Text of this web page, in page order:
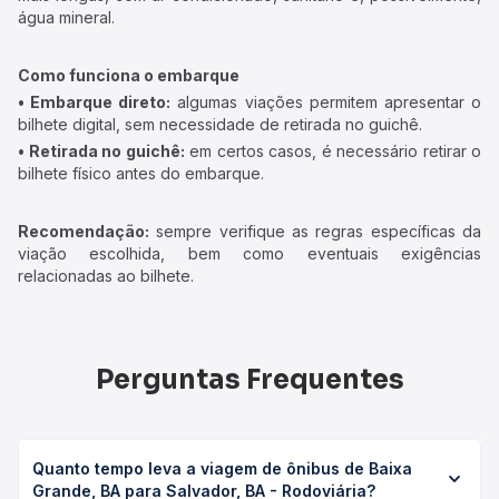
água mineral.
Como funciona o embarque
• Embarque direto: algumas viações permitem apresentar o
bilhete digital, sem necessidade de retirada no guichê.
• Retirada no guichê: em certos casos, é necessário retirar o
bilhete físico antes do embarque.
Recomendação: sempre verifique as regras específicas da
viação escolhida, bem como eventuais exigências
relacionadas ao bilhete.
Perguntas Frequentes
Quanto tempo leva a viagem de ônibus de Baixa
Grande, BA para Salvador, BA - Rodoviária?